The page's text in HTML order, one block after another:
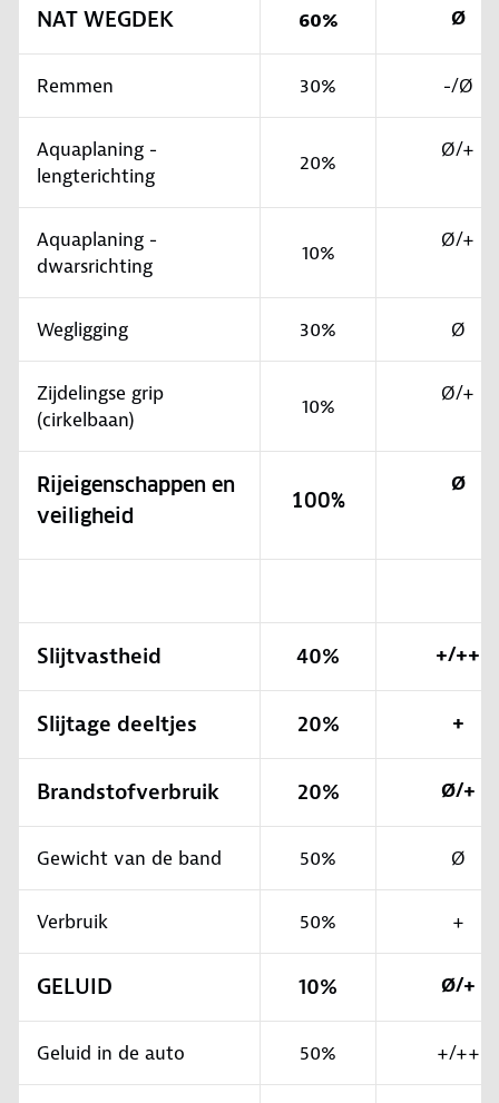
NAT WEGDEK 60% Ø
Remmen 30% -/Ø
Aquaplaning -
lengterichting
20%
Ø/+
Aquaplaning -
dwarsrichting
10%
Ø/+
Wegligging 30% Ø
Zijdelingse grip
(cirkelbaan)
10%
Ø/+
Rijeigenschappen en
veiligheid
100%
Ø
Slijtvastheid 40% +/++
Slijtage deeltjes 20% +
Brandstofverbruik 20% Ø/+
Gewicht van de band 50% Ø
Verbruik 50% +
GELUID 10% Ø/+
Geluid in de auto 50% +/++